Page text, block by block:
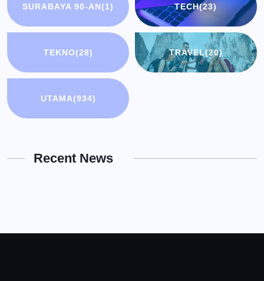
SURABAYA 90-AN(1) TECH(23)
TEKNO(28) TRAVEL(20)
UTAMA(934)
Recent News